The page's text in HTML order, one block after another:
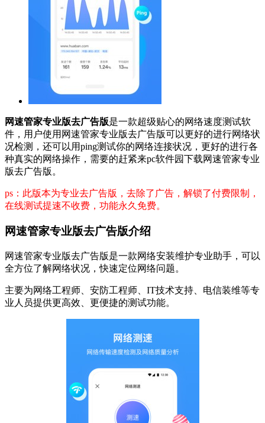
网速管家专业版去广告版是一款超级贴心的网络速度测试软
件，用户使用网速管家专业版去广告版可以更好的进行网络状
况检测，还可以用ping测试你的网络连接状况，更好的进行各
种真实的网络操作，需要的赶紧来pc软件园下载网速管家专业
版去广告版。
ps：此版本为专业去广告版，去除了广告，解锁了付费限制，
在线测试提速不收费，功能永久免费。
网速管家专业版去广告版介绍
网速管家专业版去广告版是一款网络安装维护专业助手，可以
全方位了解网络状况，快速定位网络问题。
主要为网络工程师、安防工程师、IT技术支持、电信装维等专
业人员提供更高效、更便捷的测试功能。